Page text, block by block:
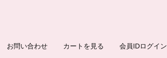
お問い合わせ カートを見る 会員IDログイン